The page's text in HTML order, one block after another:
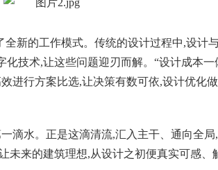
新的工作模式。传统的设计过程中,设计
技术,让这些问题迎刃而解。“设计成本一
进行方案比选,让决策有数可依,设计优化
滴水。正是这滴清流,汇入主干、通向全
来的建筑理想,从设计之初便真实可感、